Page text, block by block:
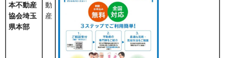
本不動産
協会埼玉
県本部
動
産